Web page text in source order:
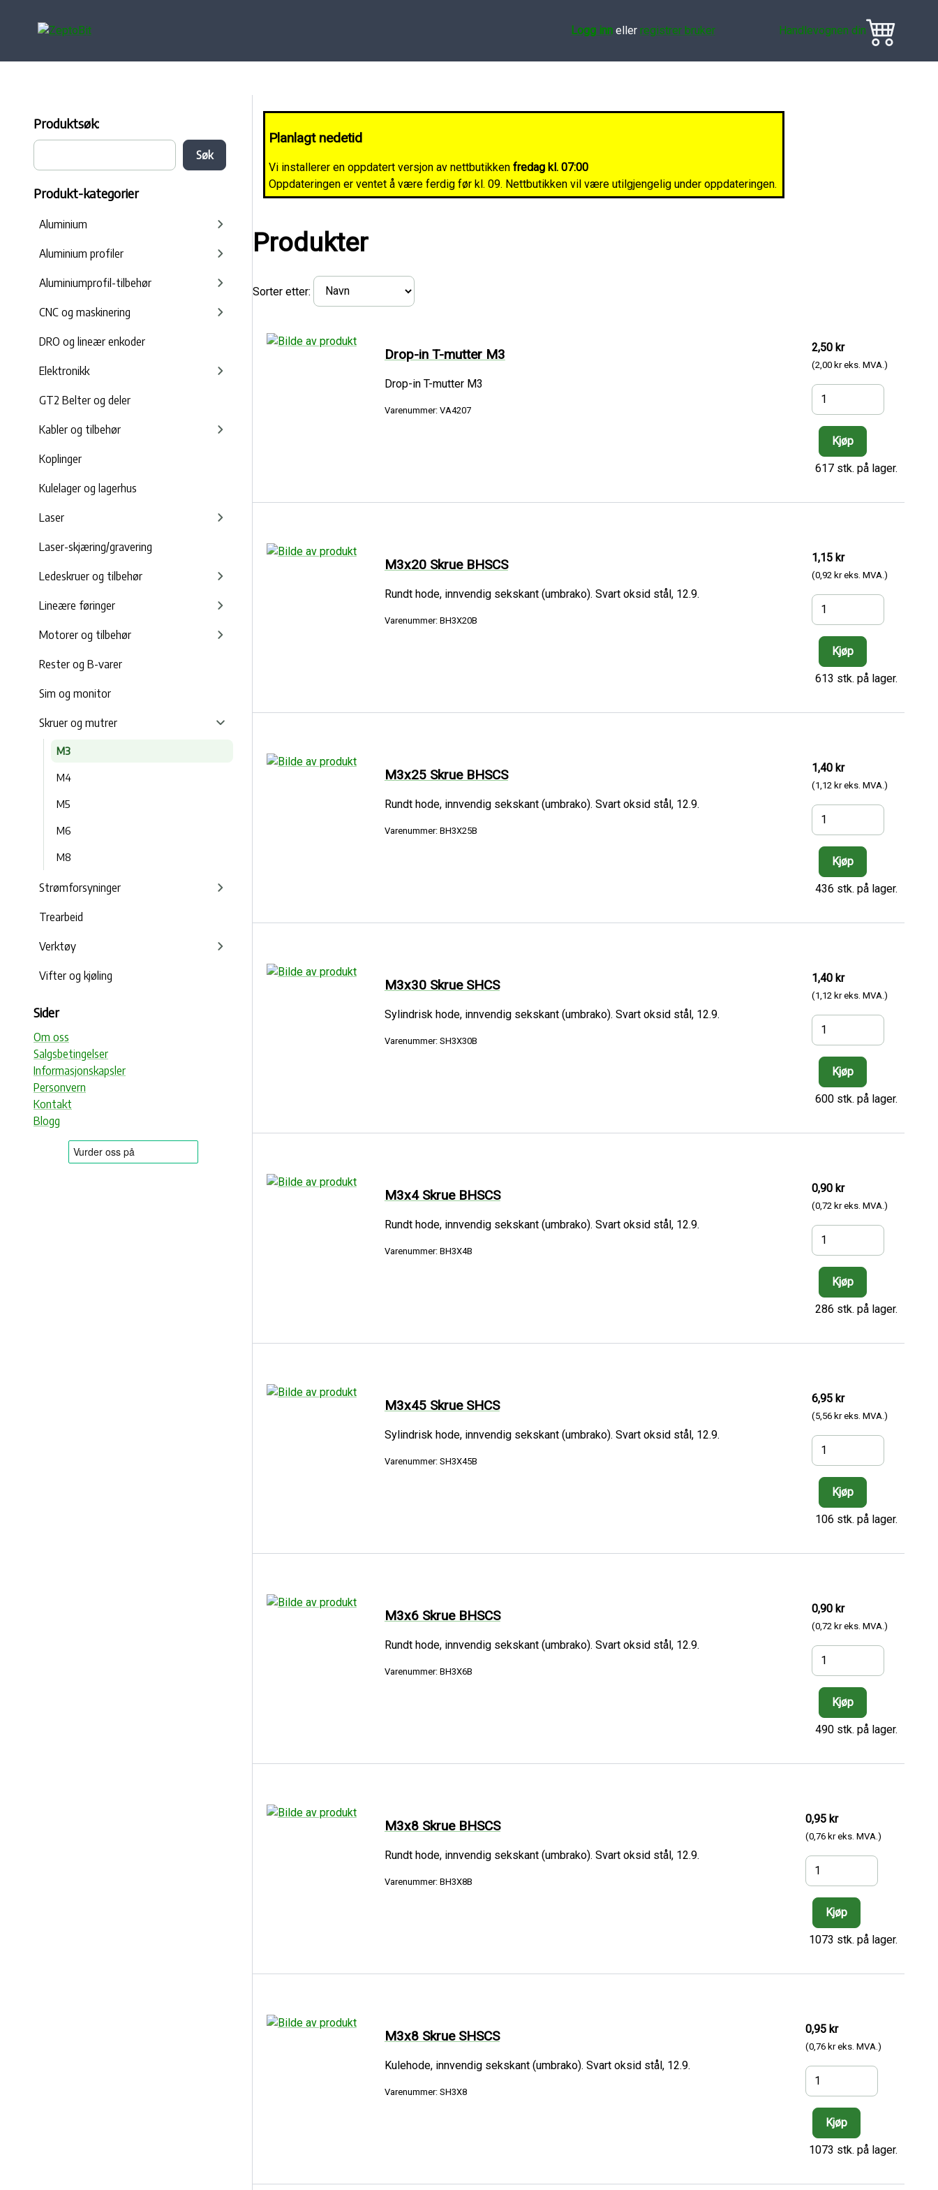
Logg inneller registrer bruker Handlevognen din
Produktsøk:
Produkt-kategorier
Aluminium
Aluminium profiler
Aluminiumprofil-tilbehør
CNC og maskinering
DRO og lineær enkoder
Elektronikk
GT2 Belter og deler
Kabler og tilbehør
Koplinger
Kulelager og lagerhus
Laser
Laser-skjæring/gravering
Ledeskruer og tilbehør
Lineære føringer
Motorer og tilbehør
Rester og B-varer
Sim og monitor
Skruer og mutrer
M3
M4
M5
M6
M8
Strømforsyninger
Trearbeid
Verktøy
Vifter og kjøling
Sider
Om oss
Salgsbetingelser
Informasjonskapsler
Personvern
Kontakt
Blogg
Planlagt nedetid
Vi installerer en oppdatert versjon av nettbutikken fredag kl. 07:00
Oppdateringen er ventet å være ferdig før kl. 09. Nettbutikken vil være utilgjengelig under oppdateringen.
Produkter
Sorter etter:
Drop-in T-mutter M3
Drop-in T-mutter M3
Varenummer: VA4207
2,50 kr
(2,00 kr eks. MVA.)
617 stk. på lager.
M3x20 Skrue BHSCS
Rundt hode, innvendig sekskant (umbrako). Svart oksid stål, 12.9.
Varenummer: BH3X20B
1,15 kr
(0,92 kr eks. MVA.)
613 stk. på lager.
M3x25 Skrue BHSCS
Rundt hode, innvendig sekskant (umbrako). Svart oksid stål, 12.9.
Varenummer: BH3X25B
1,40 kr
(1,12 kr eks. MVA.)
436 stk. på lager.
M3x30 Skrue SHCS
Sylindrisk hode, innvendig sekskant (umbrako). Svart oksid stål, 12.9.
Varenummer: SH3X30B
1,40 kr
(1,12 kr eks. MVA.)
600 stk. på lager.
M3x4 Skrue BHSCS
Rundt hode, innvendig sekskant (umbrako). Svart oksid stål, 12.9.
Varenummer: BH3X4B
0,90 kr
(0,72 kr eks. MVA.)
286 stk. på lager.
M3x45 Skrue SHCS
Sylindrisk hode, innvendig sekskant (umbrako). Svart oksid stål, 12.9.
Varenummer: SH3X45B
6,95 kr
(5,56 kr eks. MVA.)
106 stk. på lager.
M3x6 Skrue BHSCS
Rundt hode, innvendig sekskant (umbrako). Svart oksid stål, 12.9.
Varenummer: BH3X6B
0,90 kr
(0,72 kr eks. MVA.)
490 stk. på lager.
M3x8 Skrue BHSCS
Rundt hode, innvendig sekskant (umbrako). Svart oksid stål, 12.9.
Varenummer: BH3X8B
0,95 kr
(0,76 kr eks. MVA.)
1073 stk. på lager.
M3x8 Skrue SHSCS
Kulehode, innvendig sekskant (umbrako). Svart oksid stål, 12.9.
Varenummer: SH3X8
0,95 kr
(0,76 kr eks. MVA.)
1073 stk. på lager.